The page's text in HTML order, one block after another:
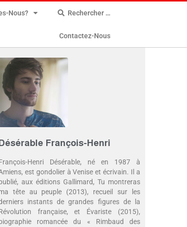
Nous? Rechercher …
Contactez-Nous
François-Henri
Henri Désérable, né en 1987 à
est gondolier à Venise et écrivain. Il a
aux éditions Gallimard, Tu montreras
tête au peuple (2013), recueil sur les
instants de grandes figures de la
française, et Évariste (2015),
biographie romancée du « Rimbaud des